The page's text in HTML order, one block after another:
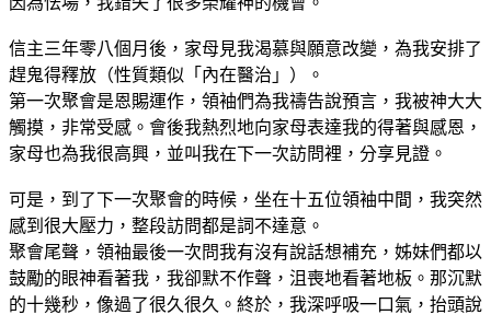
信主三年零八個月後，家母見我渴慕與願意改變，為我安排了
趕鬼得釋放（性質類似「內在醫治」）。
第一次聚會是恩賜運作，領袖們為我禱告說預言，我被神大大
觸摸，非常受感。會後我熱烈地向家母表達我的得著與感恩，
家母也為我很高興，並叫我在下一次訪問裡，分享見證。
可是，到了下一次聚會的時候，坐在十五位領袖中間，我突然
感到很大壓力，整段訪問都是詞不達意。
聚會尾聲，領袖最後一次問我有沒有說話想補充，姊妹們都以
鼓勵的眼神看著我，我卻默不作聲，沮喪地看著地板。那沉默
的十幾秒，像過了很久很久。終於，我深呼吸一口氣，抬頭說